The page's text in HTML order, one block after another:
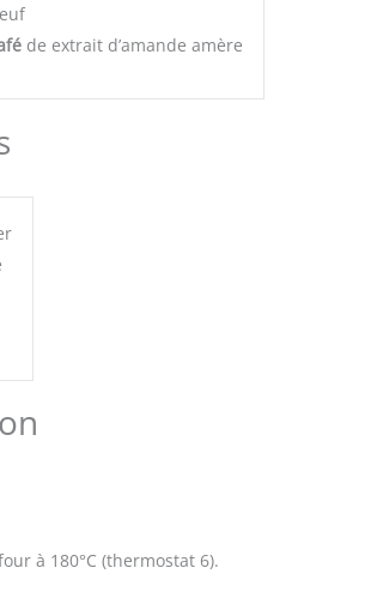
de extrait d’amande amère
à 180°C (thermostat 6).